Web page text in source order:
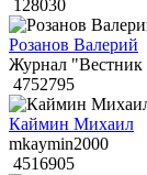
128030
Розанов Валерий
Журнал "Вестник
4752795
Каймин Михаил
mkaymin2000
4516905